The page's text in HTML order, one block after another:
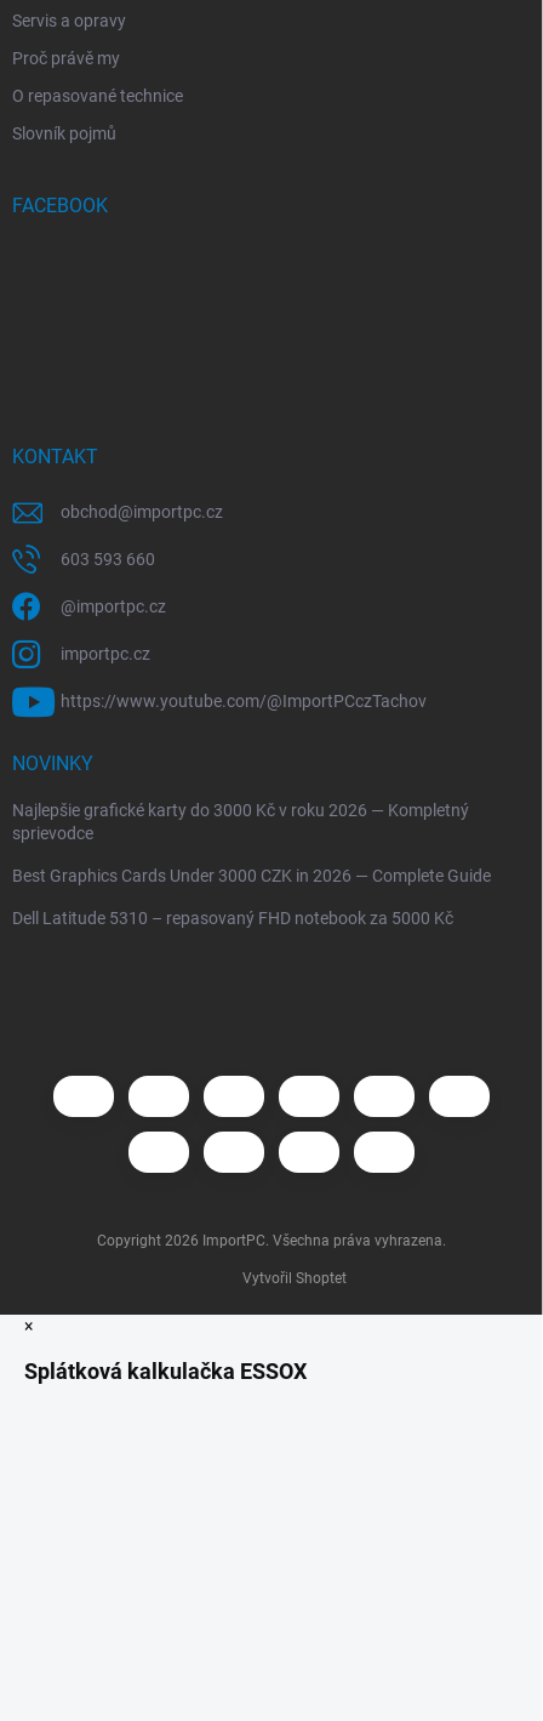
Servis a opravy
Proč právě my
O repasované technice
Slovník pojmů
FACEBOOK
KONTAKT
obchod@importpc.cz
603 593 660
@importpc.cz
importpc.cz
https://www.youtube.com/@ImportPCczTachov
NOVINKY
Najlepšie grafické karty do 3000 Kč v roku 2026 — Kompletný
sprievodce
Best Graphics Cards Under 3000 CZK in 2026 — Complete Guide
Dell Latitude 5310 – repasovaný FHD notebook za 5000 Kč
Vytvořil Shoptet
Copyright 2026 ImportPC. Všechna práva vyhrazena.
×
Splátková kalkulačka ESSOX